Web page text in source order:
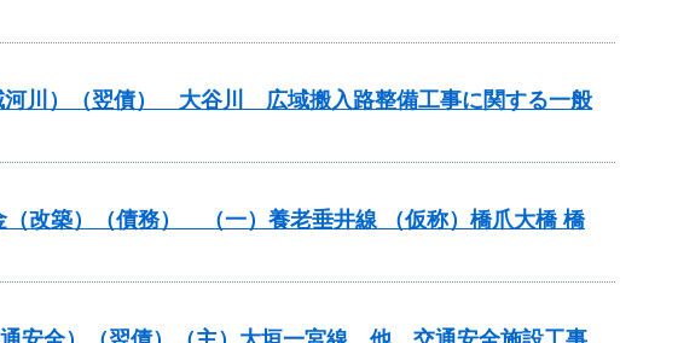
河川）（翌債） 大谷川 広域搬入路整備工事に関する一般
改築）（債務） （一）養老垂井線 （仮称）橋爪大橋 橋